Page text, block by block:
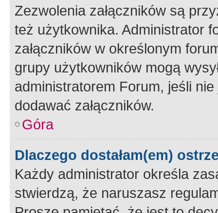
Zezwolenia załączników są
też użytkownika. Administrator
załączników w określonym
grupy użytkowników mogą
administratorem Forum, jeśli
dodawać załączników.
Góra
Dlaczego dostałam(em)
Każdy administrator określa
stwierdzą, że naruszasz